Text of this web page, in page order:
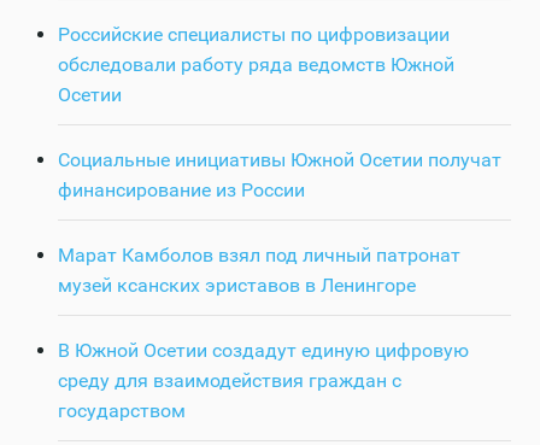
Российские специалисты по цифровизации
обследовали работу ряда ведомств Южной
Осетии
Социальные инициативы Южной Осетии получат
финансирование из России
Марат Камболов взял под личный патронат
музей ксанских эриставов в Ленингоре
В Южной Осетии создадут единую цифровую
среду для взаимодействия граждан с
государством